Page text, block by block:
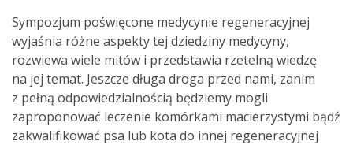
Sympozjum poświęcone medycynie regeneracyjnej
wyjaśnia różne aspekty tej dziedziny medycyny,
rozwiewa wiele mitów i przedstawia rzetelną wiedzę
na jej temat. Jeszcze długa droga przed nami, zanim
z pełną odpowiedzialnością będziemy mogli
zaproponować leczenie komórkami macierzystymi bądź
zakwalifikować psa lub kota do innej regeneracyjnej